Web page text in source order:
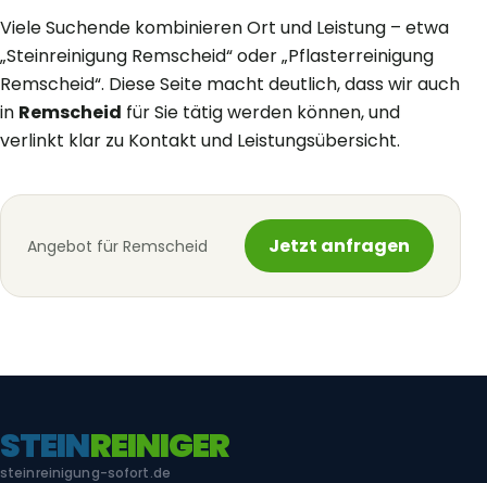
Viele Suchende kombinieren Ort und Leistung – etwa
„Steinreinigung Remscheid“ oder „Pflasterreinigung
Remscheid“. Diese Seite macht deutlich, dass wir auch
in Remscheid für Sie tätig werden können, und
verlinkt klar zu Kontakt und Leistungsübersicht.
Angebot für Remscheid Jetzt anfragen
STEINREINIGER
steinreinigung-sofort.de